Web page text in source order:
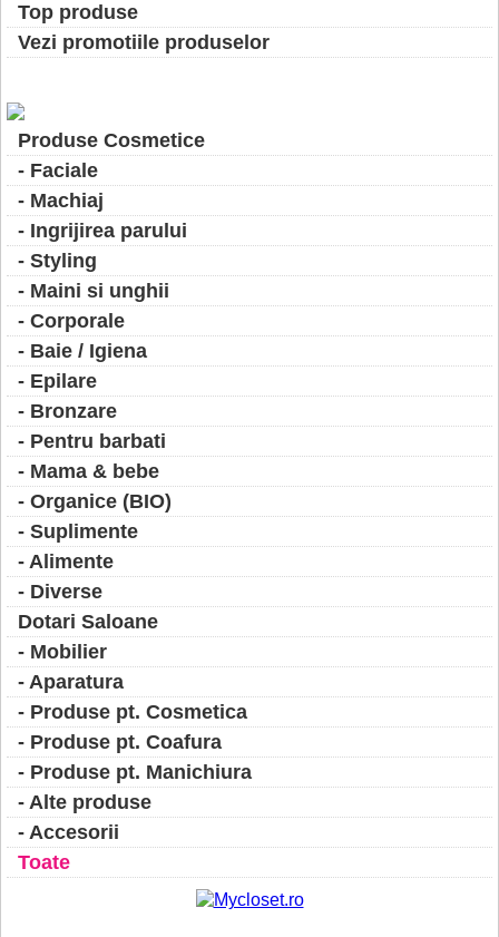
Top produse
Vezi promotiile produselor
Produse Cosmetice
- Faciale
- Machiaj
- Ingrijirea parului
- Styling
- Maini si unghii
- Corporale
- Baie / Igiena
- Epilare
- Bronzare
- Pentru barbati
- Mama & bebe
- Organice (BIO)
- Suplimente
- Alimente
- Diverse
Dotari Saloane
- Mobilier
- Aparatura
- Produse pt. Cosmetica
- Produse pt. Coafura
- Produse pt. Manichiura
- Alte produse
- Accesorii
Toate